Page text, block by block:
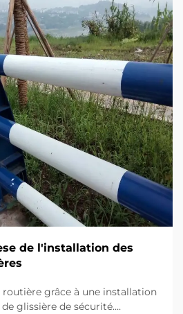
de l'installation des
grâce à une installation
glissière de sécurité.